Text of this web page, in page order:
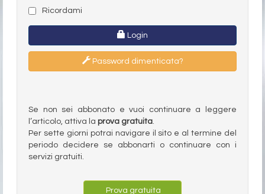
Ricordami
Login
Password dimenticata?
Se non sei abbonato e vuoi continuare a leggere
l’articolo, attiva la prova gratuita.
Per sette giorni potrai navigare il sito e al termine del
periodo decidere se abbonarti o continuare con i
servizi gratuiti.
Prova gratuita